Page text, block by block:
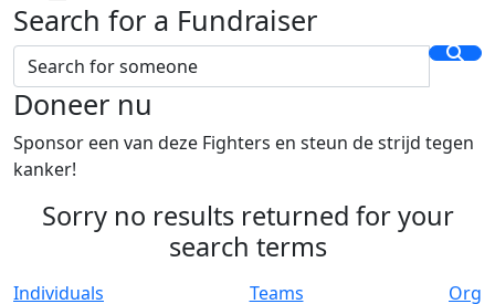
Search for a Fundraiser
Doneer nu
Sponsor een van deze Fighters en steun de strijd tegen
kanker!
Sorry no results returned for your
search terms
Individuals Teams
Org